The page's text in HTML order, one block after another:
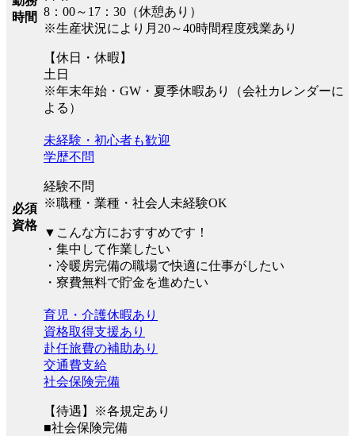
時間 8：00～17：30（休憩あり）
※生産状況により月20～40時間程度残業あり
【休日・休暇】
土日
※年末年始・GW・夏季休暇あり（会社カレンダーに
よる）
必須
資格
未経験・初心者も歓迎
学歴不問
経験不問
※職種・業種・社会人未経験OK
▼こんな方におすすめです！
・集中して作業したい
・冷暖房完備の職場で快適に仕事がしたい
・寮費無料で貯金を進めたい
育児・介護休暇あり
資格取得支援あり
赴任旅費の補助あり
交通費支給
社会保険完備
【待遇】※各規定あり
■社会保険完備